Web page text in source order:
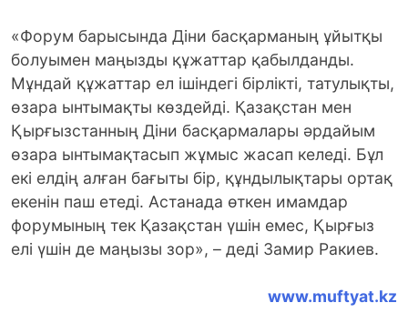
«Форум барысында Діни басқарманың ұйытқы
болуымен маңызды құжаттар қабылданды.
Мұндай құжаттар ел ішіндегі бірлікті, татулықты,
өзара ынтымақты көздейді. Қазақстан мен
Қырғызстанның Діни басқармалары әрдайым
өзара ынтымақтасып жұмыс жасап келеді. Бұл
екі елдің алған бағыты бір, құндылықтары ортақ
екенін паш етеді. Астанада өткен имамдар
форумының тек Қазақстан үшін емес, Қырғыз
елі үшін де маңызы зор», – деді Замир Ракиев.
www.muftyat.kz